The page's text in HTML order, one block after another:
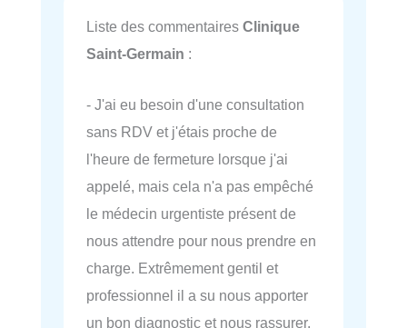
Liste des commentaires Clinique
Saint-Germain :
- J'ai eu besoin d'une consultation
sans RDV et j'étais proche de
l'heure de fermeture lorsque j'ai
appelé, mais cela n'a pas empêché
le médecin urgentiste présent de
nous attendre pour nous prendre en
charge. Extrêmement gentil et
professionnel il a su nous apporter
un bon diagnostic et nous rassurer.